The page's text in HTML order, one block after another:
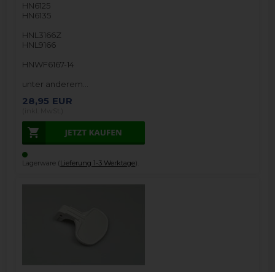
HN6125
HN6135
HNL3166Z
HNL9166
HNWF6167-14
unter anderem…
28,95 EUR
Lagerware (Lieferung 1-3 Werktage).